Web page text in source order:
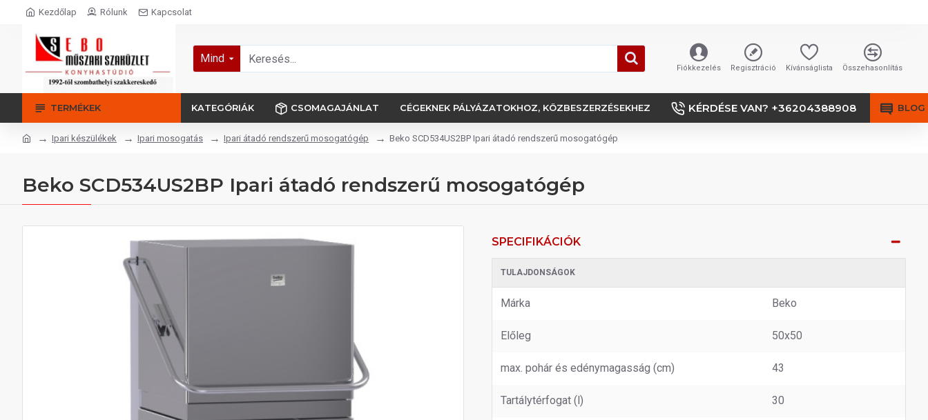
Kezdőlap Rólunk Kapcsolat
Mind
Fiókkezelés Regisztráció Kívánságlista Összehasonlítás
TERMÉKEK KATEGÓRIÁK CSOMAGAJÁNLAT CÉGEKNEK PÁLYÁZATOKHOZ, KÖZBESZERZÉSEKHEZ KÉRDÉSE VAN? +36204388908 BLOG
Ipari készülékek Ipari mosogatás Ipari átadó rendszerű mosogatógép Beko SCD534US2BP Ipari átadó rendszerű mosogatógép
Beko SCD534US2BP Ipari átadó rendszerű mosogatógép
SPECIFIKÁCIÓK
TULAJDONSÁGOK
Márka Beko
Előleg 50x50
max. pohár és edénymagasság (cm) 43
Tartálytérfogat (l) 30